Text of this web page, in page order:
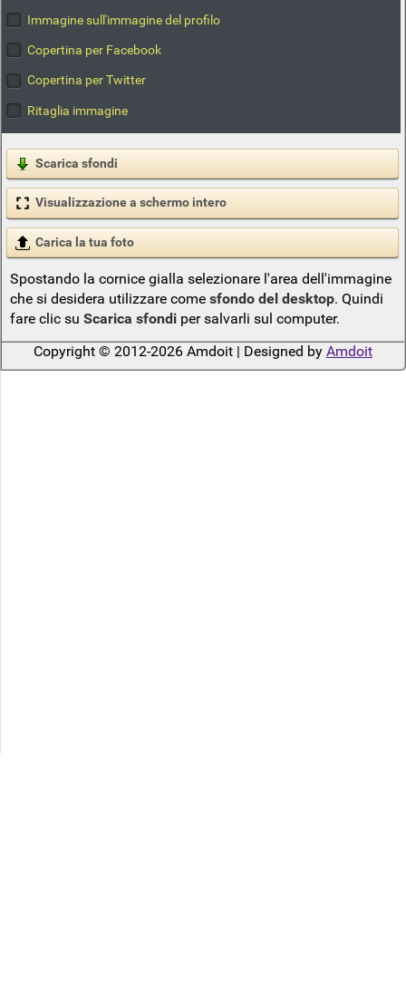
Immagine sull'immagine del profilo
Copertina per Facebook
Copertina per Twitter
Ritaglia immagine
Scarica sfondi
Visualizzazione a schermo intero
Carica la tua foto
Spostando la cornice gialla selezionare l'area dell'immagine
che si desidera utilizzare come sfondo del desktop. Quindi
fare clic su Scarica sfondiper salvarli sul computer.
Copyright © 2012-2026 Amdoit | Designed by Amdoit